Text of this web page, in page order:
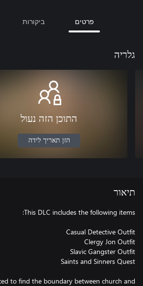
פרטים ביקורות
גלריה
התוכן הזה נעול
הזן תאריך לידה
תיאור
to find the boundary between church and